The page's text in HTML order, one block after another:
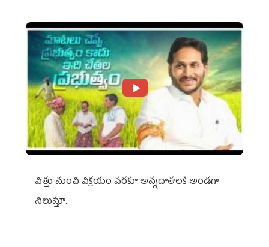
విత్తు నుంచి విక్రయం వరకూ అన్నదాతలకి అండగా
నిలుస్తూ..